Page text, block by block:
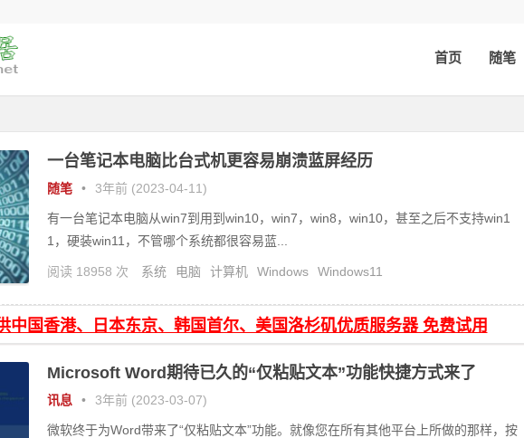
首页 随笔
一台笔记本电脑比台式机更容易崩溃蓝屏经历
随笔 • 3年前 (2023-04-11)
有一台笔记本电脑从win7到用到win10，win7，win8，win10，甚至之后不支持win1
1，硬装win11，不管哪个系统都很容易蓝...
阅读 18958 次 系统 电脑 计算机 Windows Windows11
中国香港、日本东京、韩国首尔、美国洛杉矶优质服务器 免费试用
Microsoft Word期待已久的“仅粘贴文本”功能快捷方式来了
讯息 • 3年前 (2023-03-07)
微软终于为Word带来了“仅粘贴文本”功能。就像您在所有其他平台上所做的那样，按